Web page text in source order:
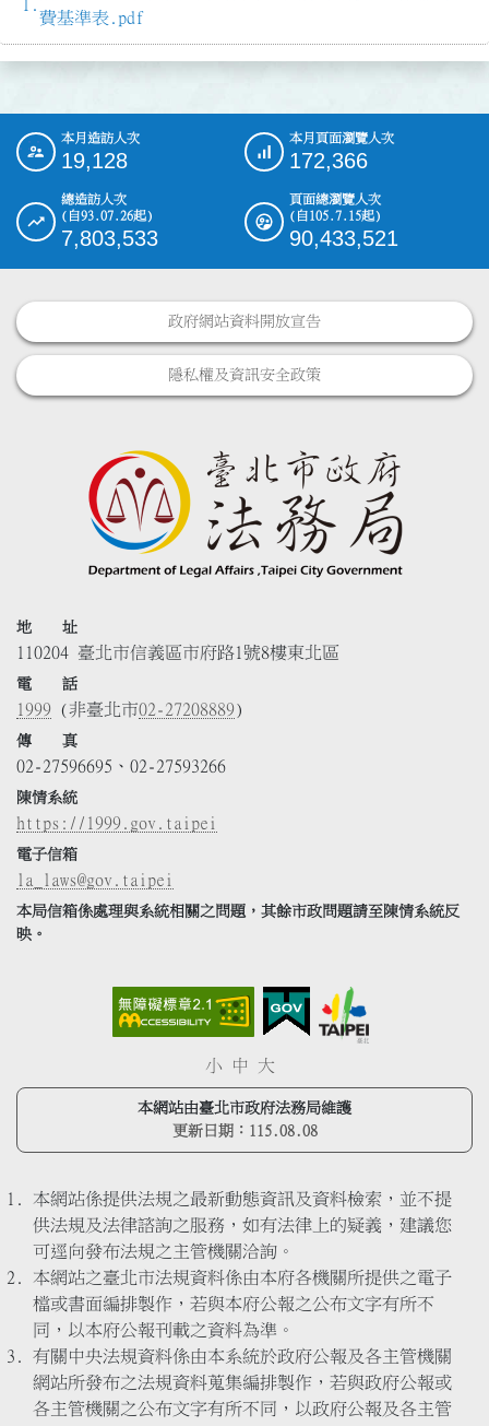
費基準表.pdf
::: 本月造訪人次
19,128
本月頁面瀏覽人次
172,366
總造訪人次
(自93.07.26起)
7,803,533
頁面總瀏覽人次
(自105.7.15起)
90,433,521
政府網站資料開放宣告
隱私權及資訊安全政策
地 址
110204 臺北市信義區市府路1號8樓東北區
電 話
1999 (非臺北市02-27208889)
傳 真
02-27596695、02-27593266
陳情系統
https://1999.gov.taipei
電子信箱
la_laws@gov.taipei
本局信箱係處理與系統相關之問題，其餘市政問題請至陳情系統反
映。
小 中 大
本網站由臺北市政府法務局維護
更新日期： 115.08.08
本網站係提供法規之最新動態資訊及資料檢索，並不提
供法規及法律諮詢之服務，如有法律上的疑義，建議您
可逕向發布法規之主管機關洽詢。
本網站之臺北市法規資料係由本府各機關所提供之電子
檔或書面編排製作，若與本府公報之公布文字有所不
同，以本府公報刊載之資料為準。
有關中央法規資料係由本系統於政府公報及各主管機關
網站所發布之法規資料蒐集編排製作，若與政府公報或
各主管機關之公布文字有所不同，以政府公報及各主管